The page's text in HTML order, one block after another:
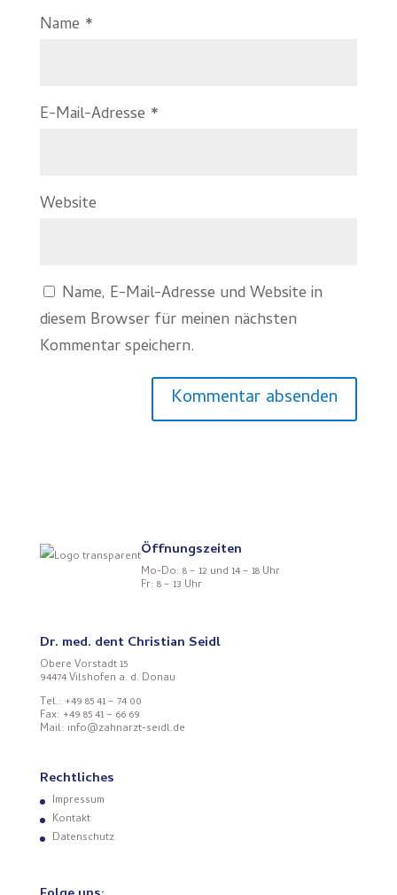
Name *
E-Mail-Adresse *
Website
Name, E-Mail-Adresse und Website in
diesem Browser für meinen nächsten
Kommentar speichern.
Öffnungszeiten
Mo-Do: 8 – 12 und 14 – 18 Uhr
Fr: 8 – 13 Uhr
Dr. med. dent Christian Seidl
Obere Vorstadt 15
94474 Vilshofen a. d. Donau
Tel.: +49 85 41 – 74 00
Fax: +49 85 41 – 66 69
Mail: info@zahnarzt-seidl.de
Rechtliches
Impressum
Kontakt
Datenschutz